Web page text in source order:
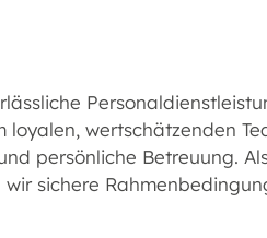
loyalen, wertschätzenden
persönliche Betreuung.
sichere